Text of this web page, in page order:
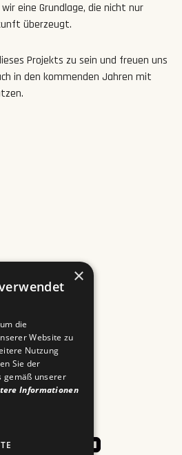
eine Grundlage, die nicht nur
überzeugt.
Projekts zu sein und freuen uns
in den kommenden Jahren mit
×
die
Website zu
Nutzung
Sie der
gemäß unserer
Informationen